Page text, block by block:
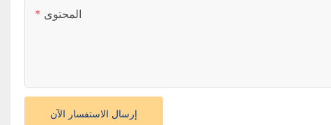
المحتوى
إرسال الاستفسار الآن